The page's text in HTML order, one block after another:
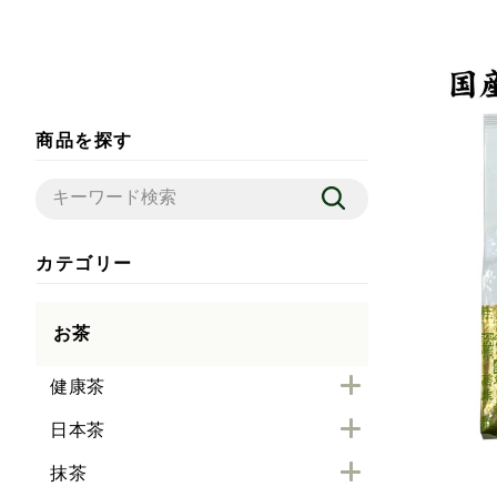
商品を探す
カテゴリー
お茶
健康茶
日本茶
抹茶